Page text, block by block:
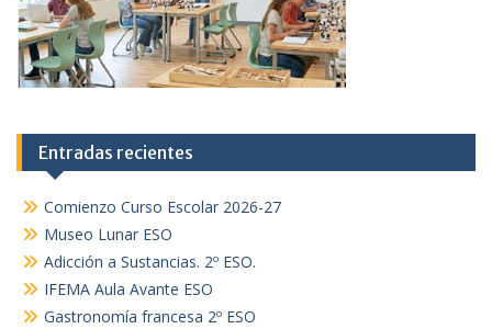
Entradas recientes
Comienzo Curso Escolar 2026-27
Museo Lunar ESO
Adicción a Sustancias. 2º ESO.
IFEMA Aula Avante ESO
Gastronomía francesa 2º ESO